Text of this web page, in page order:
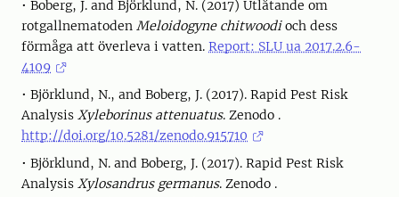
• Boberg, J. and Björklund, N. (2017) Utlåtande om
rotgallnematoden Meloidogyne chitwoodioch dess
förmåga att överleva i vatten. Report: SLU ua 2017.2.6-
4109
• Björklund, N., and Boberg, J. (2017). Rapid Pest Risk
Analysis Xyleborinus attenuatus. Zenodo .
http://doi.org/10.5281/zenodo.915710
• Björklund, N. and Boberg, J. (2017). Rapid Pest Risk
Analysis Xylosandrus germanus. Zenodo .